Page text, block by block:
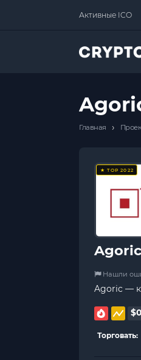
Активные ICO
Главная ›
★ TOP 2022
Agoric
Нашли
Agoric —
Торговать: